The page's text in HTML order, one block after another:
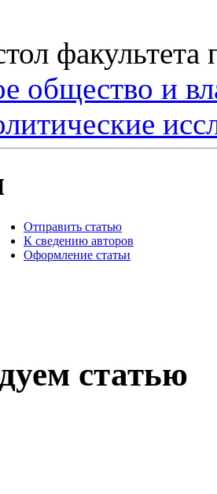
общество и
Отправить статью
К сведению авторов
Оформление статьи
статью